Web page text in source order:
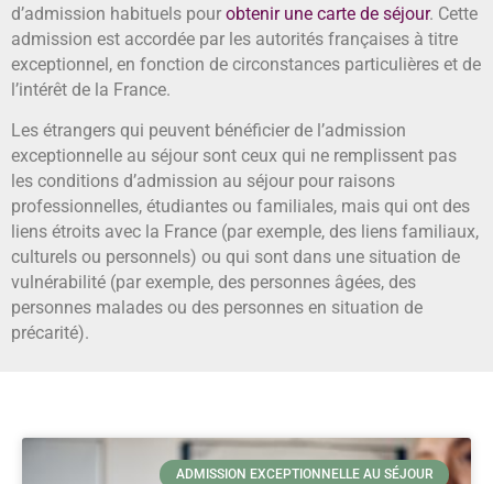
d’admission habituels pour obtenir une carte de séjour. Cette
admission est accordée par les autorités françaises à titre
exceptionnel, en fonction de circonstances particulières et de
l’intérêt de la France.
Les étrangers qui peuvent bénéficier de l’admission
exceptionnelle au séjour sont ceux qui ne remplissent pas
les conditions d’admission au séjour pour raisons
professionnelles, étudiantes ou familiales, mais qui ont des
liens étroits avec la France (par exemple, des liens familiaux,
culturels ou personnels) ou qui sont dans une situation de
vulnérabilité (par exemple, des personnes âgées, des
personnes malades ou des personnes en situation de
précarité).
ADMISSION EXCEPTIONNELLE AU SÉJOUR